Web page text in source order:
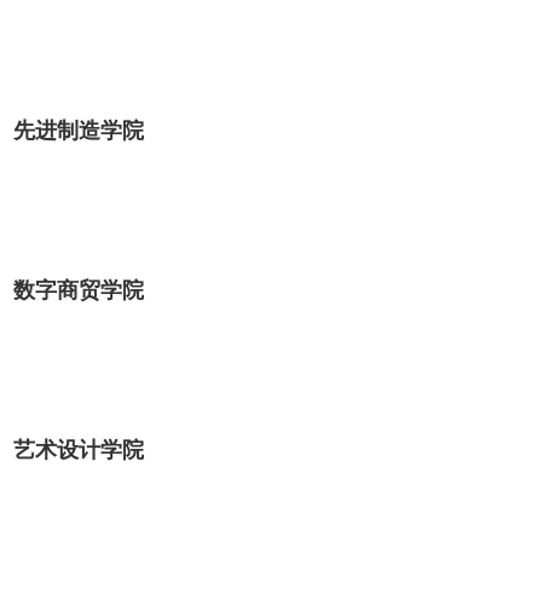
先进制造学院
数字商贸学院
艺术设计学院